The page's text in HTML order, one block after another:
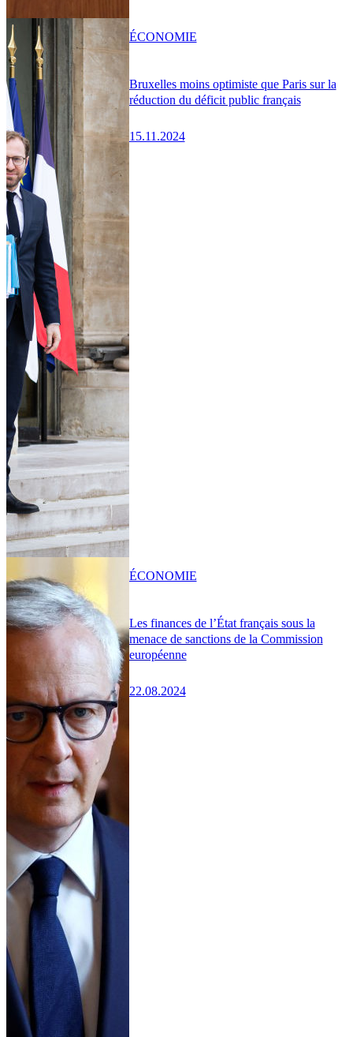
Bruxelles moins optimiste que Paris sur la
réduction du déficit public français
15.11.2024
ÉCONOMIE
Les finances de l’État français sous la
menace de sanctions de la Commission
européenne
22.08.2024
ÉCONOMIE